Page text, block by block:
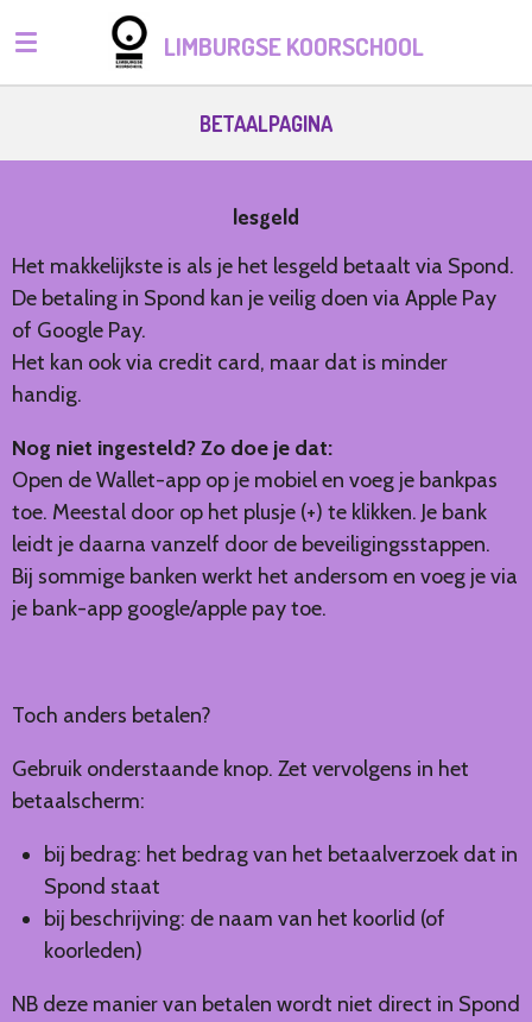
Ga
direct
naar
hoofdinhoud
LIMBURGSE KOORSCHOOL
BETAALPAGINA
lesgeld
Het makkelijkste is als je het lesgeld betaalt via Spond.
De betaling in Spond kan je veilig doen via Apple Pay
of Google Pay.
Het kan ook via credit card, maar dat is minder
handig.
Nog niet ingesteld? Zo doe je dat:
Open de Wallet-app op je mobiel en voeg je bankpas
toe. Meestal door op het plusje (+) te klikken. Je bank
leidt je daarna vanzelf door de beveiligingsstappen.
Bij sommige banken werkt het andersom en voeg je via
je bank-app google/apple pay toe.
Toch anders betalen?
Gebruik onderstaande knop. Zet vervolgens in het
betaalscherm:
bij bedrag: het bedrag van het betaalverzoek dat in
Spond staat
bij beschrijving: de naam van het koorlid (of
koorleden)
NB deze manier van betalen wordt niet direct in Spond